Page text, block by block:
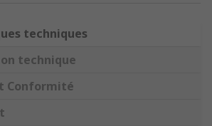
techniques
technique
Conformité